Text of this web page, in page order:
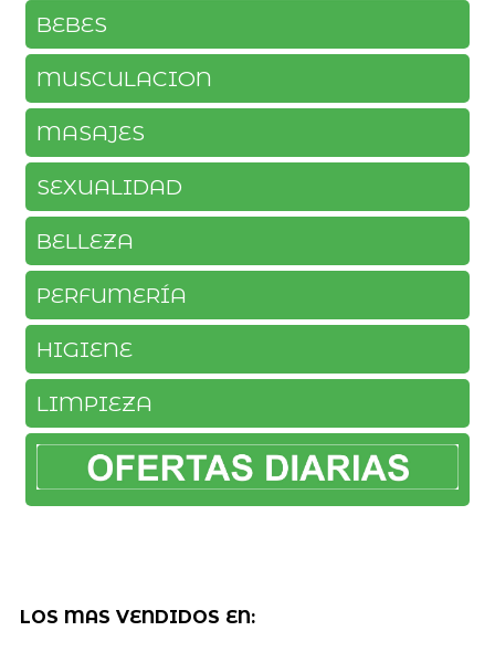
BEBES
MUSCULACION
MASAJES
SEXUALIDAD
BELLEZA
PERFUMERÍA
HIGIENE
LIMPIEZA
LOS MAS VENDIDOS EN: